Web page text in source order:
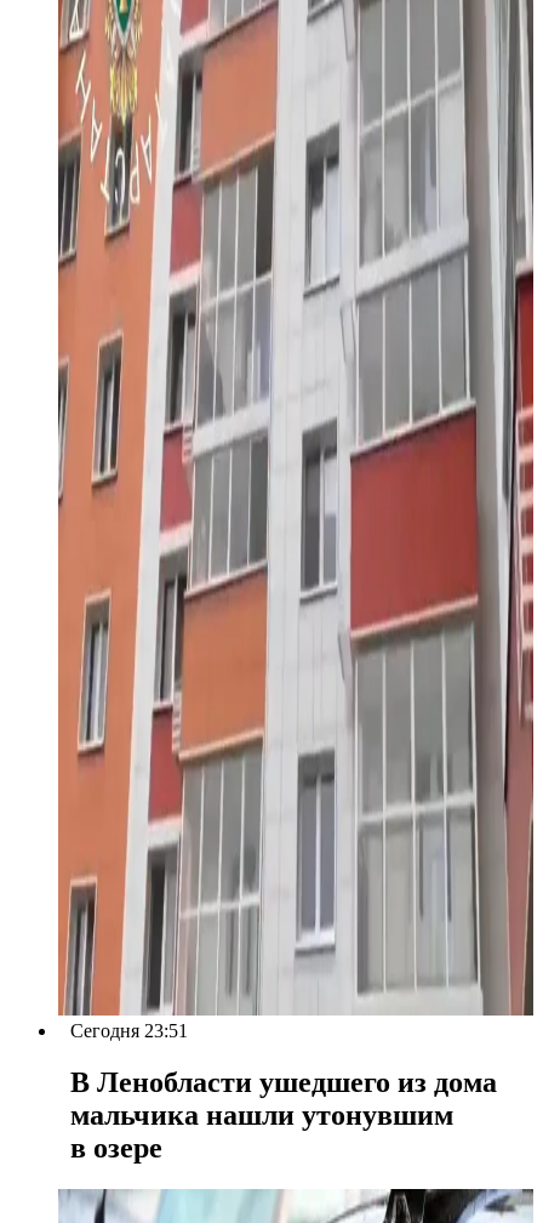
Сегодня 23:51
В Ленобласти ушедшего из дома
мальчика нашли утонувшим
в озере